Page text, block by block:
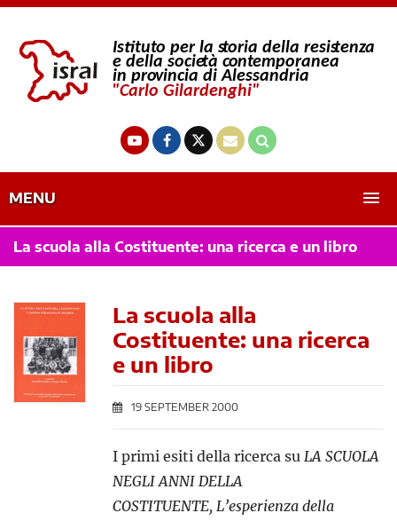
MENU
La scuola alla Costituente: una ricerca e un libro
La scuola alla
Costituente: una ricerca
e un libro
19 SEPTEMBER 2000
I primi esiti della ricerca su LA SCUOLA
NEGLI ANNI DELLA
COSTITUENTE, L’esperienza della